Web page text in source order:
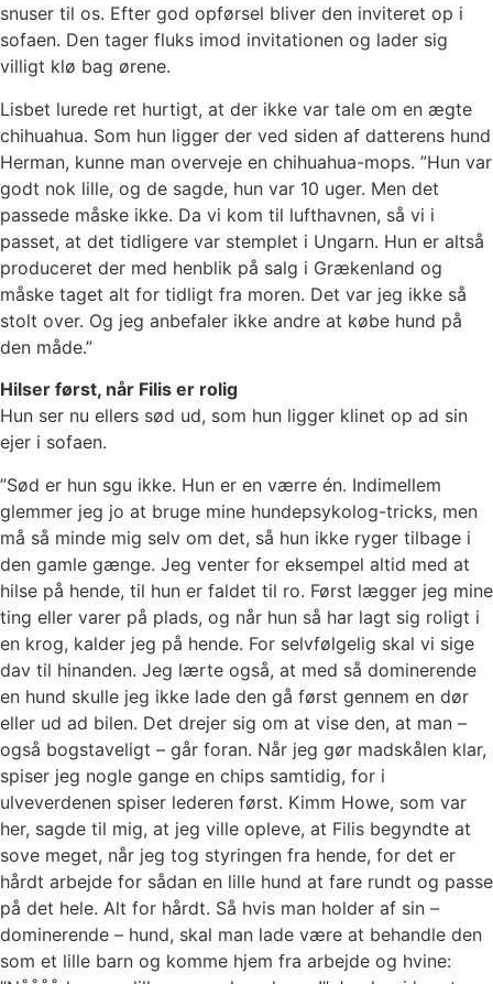
snuser til os. Efter god opførsel bliver den inviteret op i
sofaen. Den tager fluks imod invitationen og lader sig
villigt klø bag ørene.
Lisbet lurede ret hurtigt, at der ikke var tale om en ægte
chihuahua. Som hun ligger der ved siden af datterens hund
Herman, kunne man overveje en chihuahua-mops. ”Hun var
godt nok lille, og de sagde, hun var 10 uger. Men det
passede måske ikke. Da vi kom til lufthavnen, så vi i
passet, at det tidligere var stemplet i Ungarn. Hun er altså
produceret der med henblik på salg i Grækenland og
måske taget alt for tidligt fra moren. Det var jeg ikke så
stolt over. Og jeg anbefaler ikke andre at købe hund på
den måde.”
Hilser først, når Filis er rolig
Hun ser nu ellers sød ud, som hun ligger klinet op ad sin
ejer i sofaen.
”Sød er hun sgu ikke. Hun er en værre én. Indimellem
glemmer jeg jo at bruge mine hundepsykolog-tricks, men
må så minde mig selv om det, så hun ikke ryger tilbage i
den gamle gænge. Jeg venter for eksempel altid med at
hilse på hende, til hun er faldet til ro. Først lægger jeg mine
ting eller varer på plads, og når hun så har lagt sig roligt i
en krog, kalder jeg på hende. For selvfølgelig skal vi sige
dav til hinanden. Jeg lærte også, at med så dominerende
en hund skulle jeg ikke lade den gå først gennem en dør
eller ud ad bilen. Det drejer sig om at vise den, at man –
også bogstaveligt – går foran. Når jeg gør madskålen klar,
spiser jeg nogle gange en chips samtidig, for i
ulveverdenen spiser lederen først. Kimm Howe, som var
her, sagde til mig, at jeg ville opleve, at Filis begyndte at
sove meget, når jeg tog styringen fra hende, for det er
hårdt arbejde for sådan en lille hund at fare rundt og passe
på det hele. Alt for hårdt. Så hvis man holder af sin –
dominerende – hund, skal man lade være at behandle den
som et lille barn og komme hjem fra arbejde og hvine: